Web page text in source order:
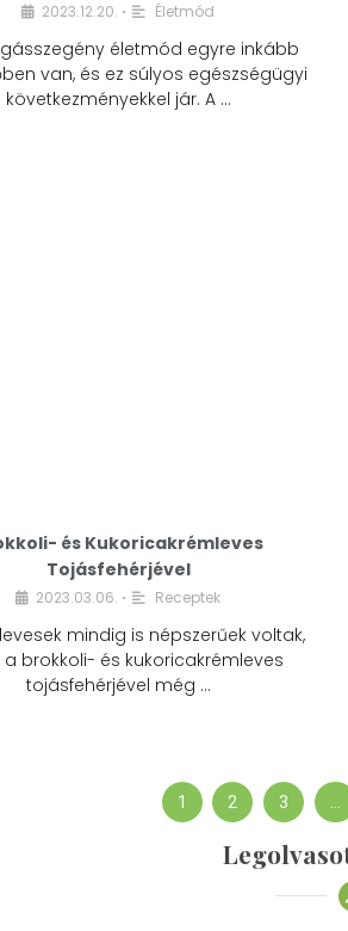
2023.12.20. • Életmód
életmód egyre inkább
van, és ez súlyos egészségügyi
következményekkel jár. A …
és Kukoricakrémleves
Tojásfehérjével
2023.03.06. • Receptek
mindig is népszerűek voltak,
a brokkoli- és kukoricakrémleves
tojásfehérjével még …
1 2 3